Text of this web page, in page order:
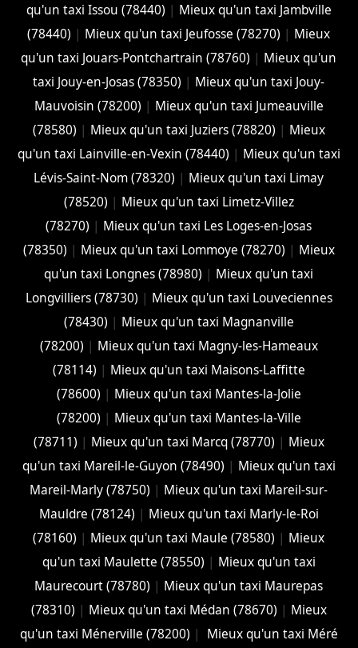
qu'un taxi Issou (78440) | Mieux qu'un taxi Jambville
(78440) | Mieux qu'un taxi Jeufosse (78270) | Mieux
qu'un taxi Jouars-Pontchartrain (78760) | Mieux qu'un
taxi Jouy-en-Josas (78350) | Mieux qu'un taxi Jouy-
Mauvoisin (78200) | Mieux qu'un taxi Jumeauville
(78580) | Mieux qu'un taxi Juziers (78820) | Mieux
qu'un taxi Lainville-en-Vexin (78440) | Mieux qu'un taxi
Lévis-Saint-Nom (78320) | Mieux qu'un taxi Limay
(78520) | Mieux qu'un taxi Limetz-Villez
(78270) | Mieux qu'un taxi Les Loges-en-Josas
(78350) | Mieux qu'un taxi Lommoye (78270) | Mieux
qu'un taxi Longnes (78980) | Mieux qu'un taxi
Longvilliers (78730) | Mieux qu'un taxi Louveciennes
(78430) | Mieux qu'un taxi Magnanville
(78200) | Mieux qu'un taxi Magny-les-Hameaux
(78114) | Mieux qu'un taxi Maisons-Laffitte
(78600) | Mieux qu'un taxi Mantes-la-Jolie
(78200) | Mieux qu'un taxi Mantes-la-Ville
(78711) | Mieux qu'un taxi Marcq (78770) | Mieux
qu'un taxi Mareil-le-Guyon (78490) | Mieux qu'un taxi
Mareil-Marly (78750) | Mieux qu'un taxi Mareil-sur-
Mauldre (78124) | Mieux qu'un taxi Marly-le-Roi
(78160) | Mieux qu'un taxi Maule (78580) | Mieux
qu'un taxi Maulette (78550) | Mieux qu'un taxi
Maurecourt (78780) | Mieux qu'un taxi Maurepas
(78310) | Mieux qu'un taxi Médan (78670) | Mieux
qu'un taxi Ménerville (78200) |
Mieux qu'un taxi Méré